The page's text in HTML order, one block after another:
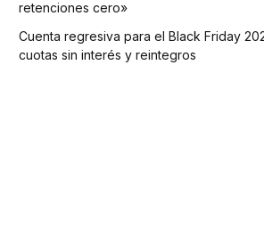
retenciones cero»
Cuenta regresiva para el Black Friday
cuotas sin interés y reintegros